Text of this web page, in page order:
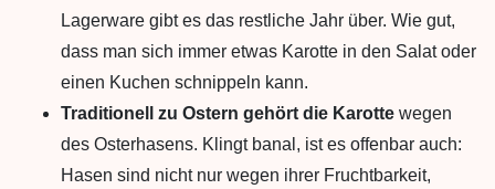
Lagerware gibt es das restliche Jahr über. Wie gut,
dass man sich immer etwas Karotte in den Salat oder
einen Kuchen schnippeln kann.
Traditionell zu Ostern gehört die Karotte wegen
des Osterhasens. Klingt banal, ist es offenbar auch:
Hasen sind nicht nur wegen ihrer Fruchtbarkeit,